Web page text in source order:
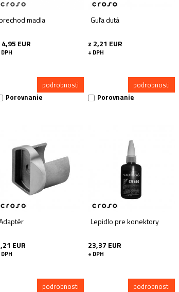
madla
EUR
podrobnosti
Porovnanie
Guľa dutá
z 2,21 EUR
+ DPH
podrobnosti
Porovnanie
EUR
podrobnosti
Lepidlo pre konektory
23,37 EUR
+ DPH
podrobnosti